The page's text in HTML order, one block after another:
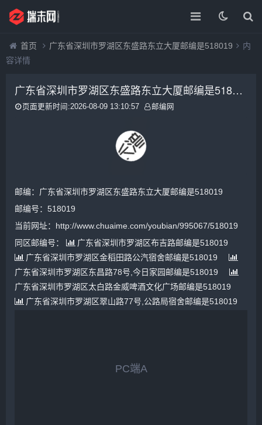
首页 广东省深圳市罗湖区东盛路东立大厦邮编是518019
内
容详情
广东省深圳市罗湖区东盛路东立大厦邮编是518019
页面更新时间:2026-08-09 13:10:57 邮编网
邮编：广东省深圳市罗湖区东盛路东立大厦邮编是518019
邮编号：518019
当前网址：http://www.chuaime.com/youbian/995067/518019
同区邮编号：
广东省深圳市罗湖区布吉路邮编是518019
广东省深圳市罗湖区金稻田路公汽宿舍邮编是518019
广东省深圳市罗湖区东昌路78号,今日家园邮编是518019
广东省深圳市罗湖区太白路金威啤酒文化广场邮编是518019
广东省深圳市罗湖区翠山路77号,公路局宿舍邮编是518019
PC端A